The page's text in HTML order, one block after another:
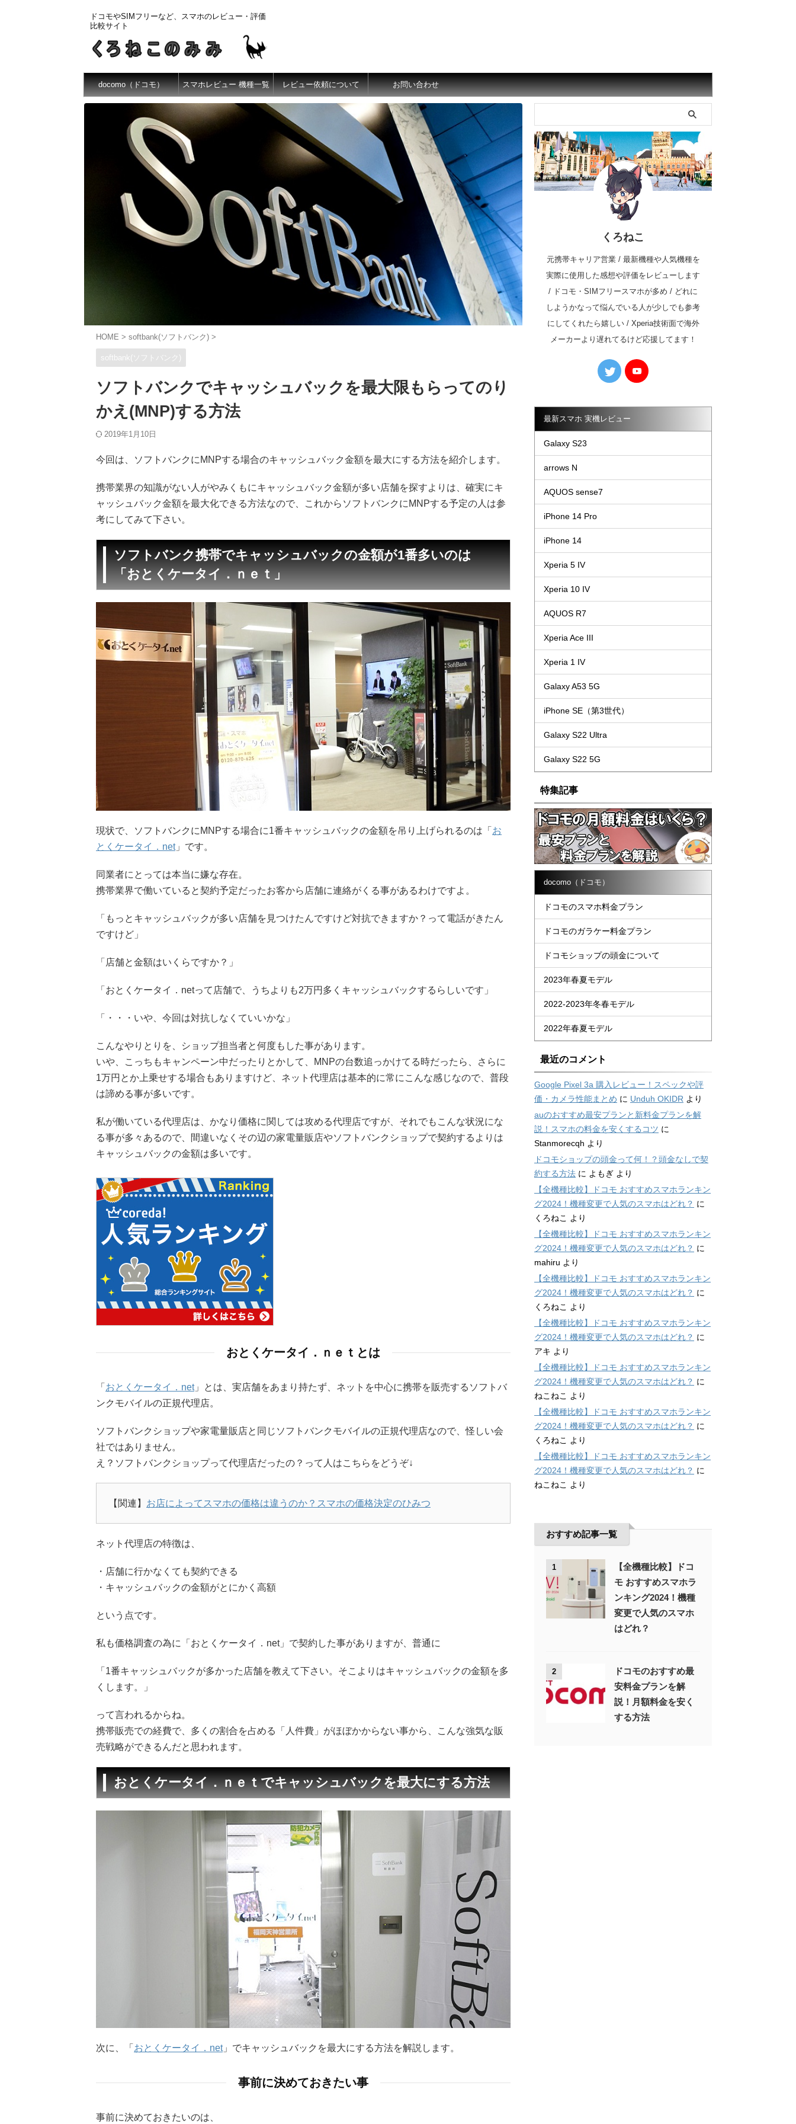
ドコモやSIMフリーなど、スマホのレビュー・評価
比較サイト
docomo（ドコモ） スマホレビュー 機種一覧 レビュー依頼について お問い合わせ
HOME > softbank(ソフトバンク) >
softbank(ソフトバンク)
ソフトバンクでキャッシュバックを最大限もらってのり
かえ(MNP)する方法
2019年1月10日
今回は、ソフトバンクにMNPする場合のキャッシュバック金額を最大にする方法を紹介します。
携帯業界の知識がない人がやみくもにキャッシュバック金額が多い店舗を探すよりは、確実にキ
ャッシュバック金額を最大化できる方法なので、これからソフトバンクにMNPする予定の人は参
考にしてみて下さい。
ソフトバンク携帯でキャッシュバックの金額が1番多いのは
「おとくケータイ．ｎｅｔ」
現状で、ソフトバンクにMNPする場合に1番キャッシュバックの金額を吊り上げられるのは「 お
とくケータイ．net」です。
同業者にとっては本当に嫌な存在。
携帯業界で働いていると契約予定だったお客から店舗に連絡がくる事があるわけですよ。
「もっとキャッシュバックが多い店舗を見つけたんですけど対抗できますか？って電話がきたん
ですけど」
「店舗と金額はいくらですか？」
「おとくケータイ．netって店舗で、うちよりも2万円多くキャッシュバックするらしいです」
「・・・いや、今回は対抗しなくていいかな」
こんなやりとりを、ショップ担当者と何度もした事があります。
いや、こっちもキャンペーン中だったりとかして、MNPの台数追っかけてる時だったら、さらに
1万円とか上乗せする場合もありますけど、ネット代理店は基本的に常にこんな感じなので、普段
は諦める事が多いです。
私が働いている代理店は、かなり価格に関しては攻める代理店ですが、それでもこんな状況にな
る事が多々あるので、間違いなくその辺の家電量販店やソフトバンクショップで契約するよりは
キャッシュバックの金額は多いです。
おとくケータイ．ｎｅｔとは
「 おとくケータイ．net」とは、実店舗をあまり持たず、ネットを中心に携帯を販売するソフトバ
ンクモバイルの正規代理店。
ソフトバンクショップや家電量販店と同じソフトバンクモバイルの正規代理店なので、怪しい会
社ではありません。
え？ソフトバンクショップって代理店だったの？って人はこちらをどうぞ↓
【関連】 お店によってスマホの価格は違うのか？スマホの価格決定のひみつ
ネット代理店の特徴は、
・店舗に行かなくても契約できる
・キャッシュバックの金額がとにかく高額
という点です。
私も価格調査の為に「おとくケータイ．net」で契約した事がありますが、普通に
「1番キャッシュバックが多かった店舗を教えて下さい。そこよりはキャッシュバックの金額を多
くします。」
って言われるからね。
携帯販売での経費で、多くの割合を占める「人件費」がほぼかからない事から、こんな強気な販
売戦略ができるんだと思われます。
おとくケータイ．ｎｅｔでキャッシュバックを最大にする方法
次に、「 おとくケータイ．net」でキャッシュバックを最大にする方法を解説します。
事前に決めておきたい事
事前に決めておきたいのは、
くろねこ
元携帯キャリア営業 / 最新機種や人気機種を
実際に使用した感想や評価をレビューします
/ ドコモ・SIMフリースマホが多め / どれに
しようかなって悩んでいる人が少しでも参考
にしてくれたら嬉しい / Xperia技術面で海外
メーカーより遅れてるけど応援してます！
最新スマホ 実機レビュー
Galaxy S23
arrows N
AQUOS sense7
iPhone 14 Pro
iPhone 14
Xperia 5 IV
Xperia 10 IV
AQUOS R7
Xperia Ace III
Xperia 1 IV
Galaxy A53 5G
iPhone SE（第3世代）
Galaxy S22 Ultra
Galaxy S22 5G
特集記事
docomo（ドコモ）
ドコモのスマホ料金プラン
ドコモのガラケー料金プラン
ドコモショップの頭金について
2023年春夏モデル
2022-2023年冬春モデル
2022年春夏モデル
最近のコメント
Google Pixel 3a 購入レビュー！スペックや評
価・カメラ性能まとめ に Unduh OKIDR より
auのおすすめ最安プランと新料金プランを解
説！スマホの料金を安くするコツ に
Stanmorecqh より
ドコモショップの頭金って何！？頭金なしで契
約する方法 に よもぎ より
【全機種比較】ドコモ おすすめスマホランキン
グ2024！機種変更で人気のスマホはどれ？ に
くろねこ
より
【全機種比較】ドコモ おすすめスマホランキン
グ2024！機種変更で人気のスマホはどれ？ に
mahiru より
【全機種比較】ドコモ おすすめスマホランキン
グ2024！機種変更で人気のスマホはどれ？ に
くろねこ
より
【全機種比較】ドコモ おすすめスマホランキン
グ2024！機種変更で人気のスマホはどれ？ に
アキ より
【全機種比較】ドコモ おすすめスマホランキン
グ2024！機種変更で人気のスマホはどれ？ に
ねこねこ
より
【全機種比較】ドコモ おすすめスマホランキン
グ2024！機種変更で人気のスマホはどれ？ に
くろねこ
より
【全機種比較】ドコモ おすすめスマホランキン
グ2024！機種変更で人気のスマホはどれ？ に
ねこねこ
より
おすすめ記事一覧
1
【全機種比較】ドコ
モ おすすめスマホラ
ンキング2024！機種
変更で人気のスマホ
はどれ？
2
ドコモのおすすめ最
安料金プランを解
説！月額料金を安く
する方法